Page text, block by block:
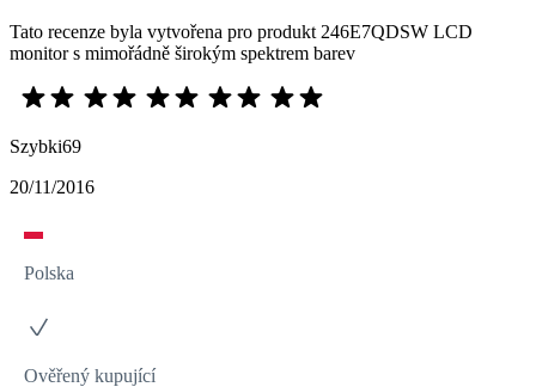
Tato recenze byla vytvořena pro produkt 246E7QDSW LCD
monitor s mimořádně širokým spektrem barev
Szybki69
20/11/2016
Polska
Ověřený kupující